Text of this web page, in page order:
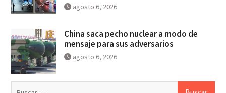
agosto 6, 2026
China saca pecho nuclear a modo de
mensaje para sus adversarios
agosto 6, 2026